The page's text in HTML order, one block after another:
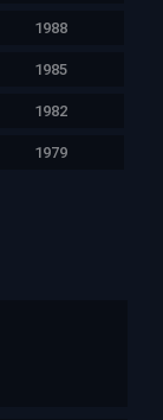
1988
1985
1982
1979